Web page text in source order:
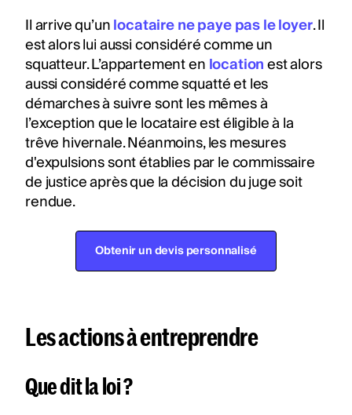
Il arrive qu’unlocataire ne paye pas le loyer. Il
est alors lui aussi considéré comme un
squatteur. L’appartement enlocationest alors
aussi considéré comme squatté et les
démarches à suivre sont les mêmes à
l’exception que le locataire est éligible à la
trêve hivernale. Néanmoins, les mesures
d'expulsions sont établies par le commissaire
de justice après que la décision du juge soit
rendue.
Obtenir un devis personnalisé
Les actions à entreprendre
Que dit la loi ?